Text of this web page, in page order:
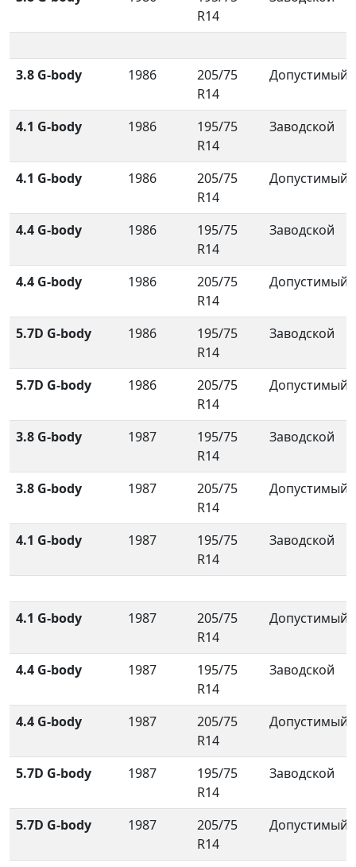
R14
3.8 G-body 1986
205/75
R14
Допустимый
4.1 G-body 1986
195/75
R14
Заводской
4.1 G-body 1986
205/75
R14
Допустимый
4.4 G-body 1986
195/75
R14
Заводской
4.4 G-body 1986
205/75
R14
Допустимый
5.7D G-body 1986
195/75
R14
Заводской
5.7D G-body 1986
205/75
R14
Допустимый
3.8 G-body 1987
195/75
R14
Заводской
3.8 G-body 1987
205/75
R14
Допустимый
4.1 G-body 1987
195/75
R14
Заводской
4.1 G-body 1987
205/75
R14
Допустимый
4.4 G-body 1987
195/75
R14
Заводской
4.4 G-body 1987
205/75
R14
Допустимый
5.7D G-body 1987
195/75
R14
Заводской
5.7D G-body 1987
205/75
R14
Допустимый